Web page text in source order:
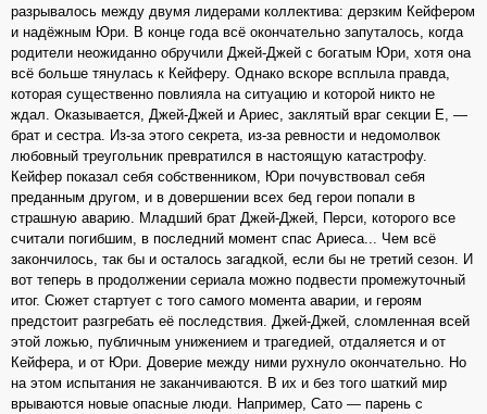
разрывалось между двумя лидерами коллектива: дерзким Кейфером
и надёжным Юри. В конце года всё окончательно запуталось, когда
родители неожиданно обручили Джей-Джей с богатым Юри, хотя она
всё больше тянулась к Кейферу. Однако вскоре всплыла правда,
которая существенно повлияла на ситуацию и которой никто не
ждал. Оказывается, Джей-Джей и Ариес, заклятый враг секции Е, —
брат и сестра. Из-за этого секрета, из-за ревности и недомолвок
любовный треугольник превратился в настоящую катастрофу.
Кейфер показал себя собственником, Юри почувствовал себя
преданным другом, и в довершении всех бед герои попали в
страшную аварию. Младший брат Джей-Джей, Перси, которого все
считали погибшим, в последний момент спас Ариеса... Чем всё
закончилось, так бы и осталось загадкой, если бы не третий сезон. И
вот теперь в продолжении сериала можно подвести промежуточный
итог. Сюжет стартует с того самого момента аварии, и героям
предстоит разгребать её последствия. Джей-Джей, сломленная всей
этой ложью, публичным унижением и трагедией, отдаляется и от
Кейфера, и от Юри. Доверие между ними рухнуло окончательно. Но
на этом испытания не заканчиваются. В их и без того шаткий мир
врываются новые опасные люди. Например, Сато — парень с